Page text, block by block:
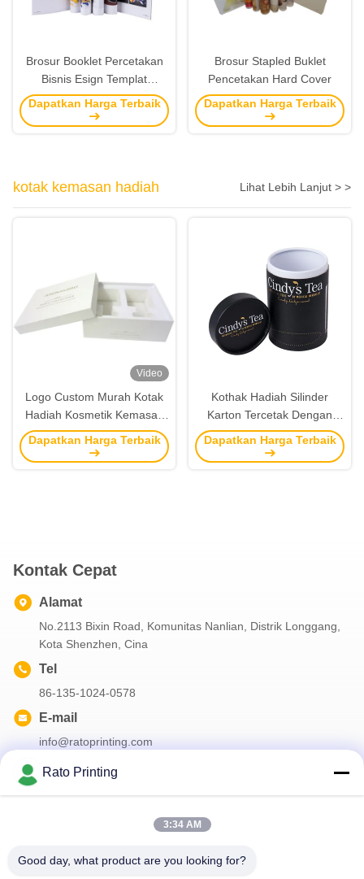
Brosur Booklet Percetakan
Bisnis Esign Templat
Selebaran Profesional
Dapatkan Harga Terbaik
Brosur Stapled Buklet
Pencetakan Hard Cover
Dapatkan Harga Terbaik
kotak kemasan hadiah Lihat Lebih Lanjut > >
Video
Logo Custom Murah Kotak
Hadiah Kosmetik Kemasan
Lilin Kemasan Kotak
Presentasi Dengan Tutup
Dapatkan Harga Terbaik
Kothak Hadiah Silinder
Karton Tercetak Dengan
Tutup Kothak Hadiah Bulat
Kemasan Untuk Dijual
Dapatkan Harga Terbaik
Kontak Cepat
Alamat
No.2113 Bixin Road, Komunitas Nanlian, Distrik Longgang,
Kota Shenzhen, Cina
Tel
86-135-1024-0578
E-mail
info@ratoprinting.com
Langganan buletin kami untuk diskon dan banyak lagi.
Rato Printing
3:34 AM
Good day, what product are you looking for?